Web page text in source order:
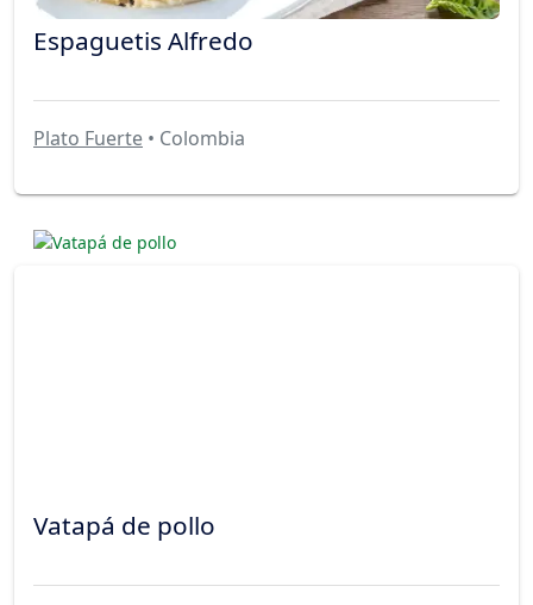
Espaguetis Alfredo
Plato Fuerte • Colombia
Vatapá de pollo